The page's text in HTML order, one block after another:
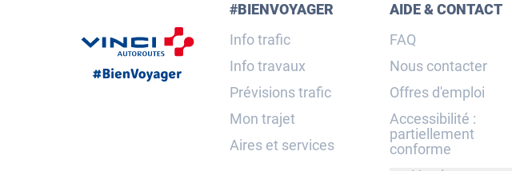
#BIENVOYAGER
Info trafic
Info travaux
Prévisions trafic
Mon trajet
Aires et services
AIDE & CONTACT
FAQ
Nous contacter
Offres d'emploi
Accessibilité :
partiellement
conforme